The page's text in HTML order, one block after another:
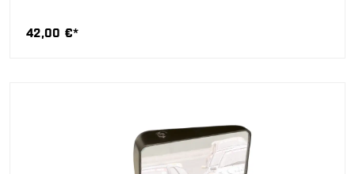
42,00 €*